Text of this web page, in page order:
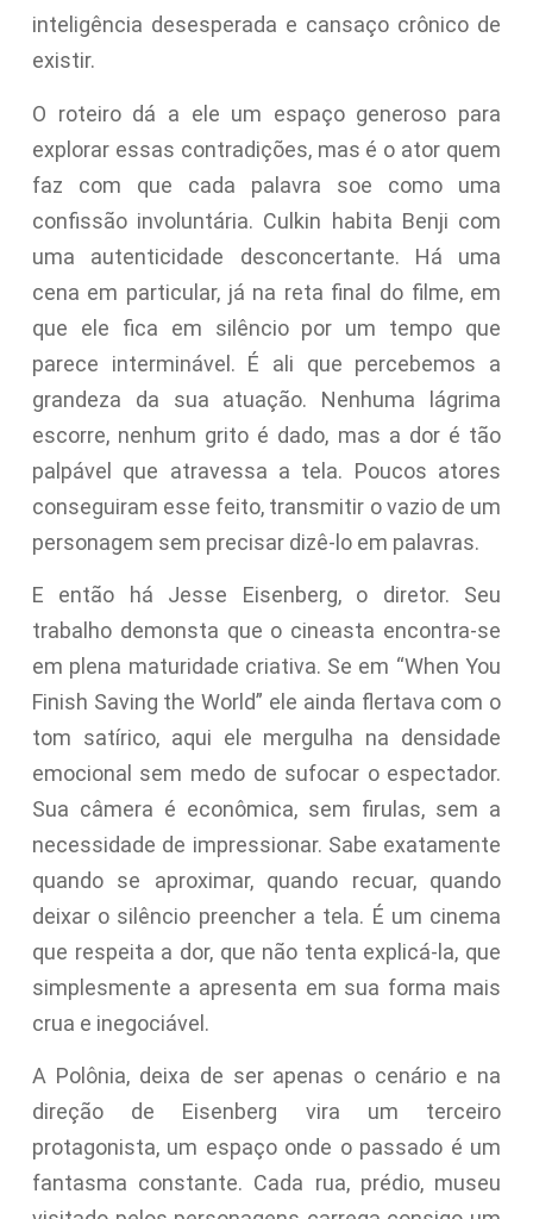
inteligência desesperada e cansaço crônico de
existir.
O roteiro dá a ele um espaço generoso para
explorar essas contradições, mas é o ator quem
faz com que cada palavra soe como uma
confissão involuntária. Culkin habita Benji com
uma autenticidade desconcertante. Há uma
cena em particular, já na reta final do filme, em
que ele fica em silêncio por um tempo que
parece interminável. É ali que percebemos a
grandeza da sua atuação. Nenhuma lágrima
escorre, nenhum grito é dado, mas a dor é tão
palpável que atravessa a tela. Poucos atores
conseguiram esse feito, transmitir o vazio de um
personagem sem precisar dizê-lo em palavras.
E então há Jesse Eisenberg, o diretor. Seu
trabalho demonsta que o cineasta encontra-se
em plena maturidade criativa. Se em “When You
Finish Saving the World” ele ainda flertava com o
tom satírico, aqui ele mergulha na densidade
emocional sem medo de sufocar o espectador.
Sua câmera é econômica, sem firulas, sem a
necessidade de impressionar. Sabe exatamente
quando se aproximar, quando recuar, quando
deixar o silêncio preencher a tela. É um cinema
que respeita a dor, que não tenta explicá-la, que
simplesmente a apresenta em sua forma mais
crua e inegociável.
A Polônia, deixa de ser apenas o cenário e na
direção de Eisenberg vira um terceiro
protagonista, um espaço onde o passado é um
fantasma constante. Cada rua, prédio, museu